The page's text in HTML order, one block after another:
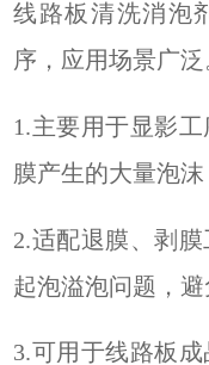
线路板清洗消泡
序，应用场景广泛
1.主要用于显影
膜产生的大量泡沫
2.适配退膜、剥
起泡溢泡问题，避
3.可用于线路板